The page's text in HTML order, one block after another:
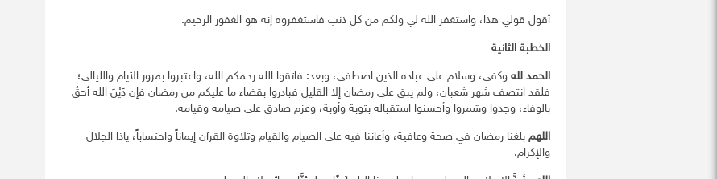
أقول قولي هذا، واستغفر الله لي ولكم من كل ذنب فاستغفروه إنه هو الغفور الرحيم.
الخطبة الثانية
الحمد للهوكفى، وسلام على عباده الذين اصطفى، وبعد: فاتقوا الله رحمكم الله، واعتبروا بمرور الأيام والليالي؛
فلقد انتصف شهر شعبان، ولم يبق على رمضان إلا القليل فبادروا بقضاء ما عليكم من رمضان فإن دَيْنَ الله أحقُ
بالوفاء، وجدوا وشمروا وأحسنوا استقباله بتوبة وأوبة، وعزم صادق على صيامه وقيامه.
اللهمبلغنا رمضان في صحة وعافية، وأعاننا فيه على الصيام والقيام وتلاوة القرآن إيماناً واحتساباً، ياذا الجلال
والإكرام.